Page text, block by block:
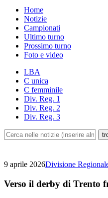
Home
Notizie
Campionati
Ultimo turno
Prossimo turno
Foto e video
LBA
C unica
C femminile
Div. Reg. 1
Div. Reg. 2
Div. Reg. 3
9 aprile 2026Divisione
Verso il derby di Trento